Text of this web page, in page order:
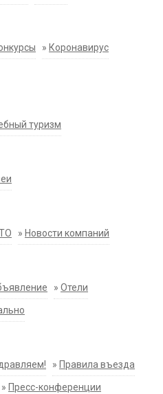
» Коронавирус
туризм
» Новости компаний
» Отели
» Правила въезда
» Пресс-конференции